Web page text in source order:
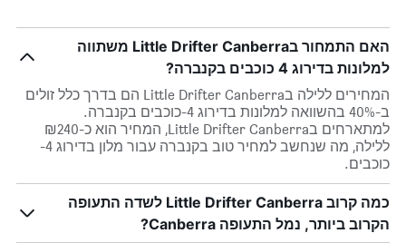
האם התמחור בLittle Drifter Canberra משתווה
למלונות בדירוג 4 כוכבים בקנברה?
המחירים ללילה בLittle Drifter Canberra הם בדרך כלל זולים
ב-40% בהשוואה למלונות בדירוג 4-כוכבים בקנברה.
למתארחים בLittle Drifter Canberra, המחיר הוא כ-₪240
ללילה, מה שנחשב למחיר טוב בקנברה עבור מלון בדירוג 4-
כוכבים.
כמה קרוב Little Drifter Canberra לשדה התעופה
הקרוב ביותר, נמל התעופה Canberra?